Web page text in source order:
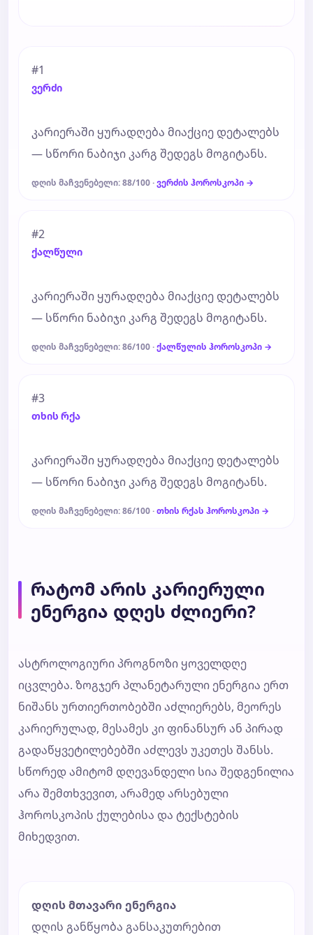
#1
ვერძი
კარიერაში ყურადღება მიაქციე დეტალებს
— სწორი ნაბიჯი კარგ შედეგს მოგიტანს.
დღის მაჩვენებელი: 88/100 ·ვერძის ჰოროსკოპი →
#2
ქალწული
კარიერაში ყურადღება მიაქციე დეტალებს
— სწორი ნაბიჯი კარგ შედეგს მოგიტანს.
დღის მაჩვენებელი: 86/100 ·ქალწულის ჰოროსკოპი →
#3
თხის რქა
კარიერაში ყურადღება მიაქციე დეტალებს
— სწორი ნაბიჯი კარგ შედეგს მოგიტანს.
დღის მაჩვენებელი: 86/100 ·თხის რქას ჰოროსკოპი →
რატომ არის კარიერული
ენერგია დღეს ძლიერი?
ასტროლოგიური პროგნოზი ყოველდღე
იცვლება. ზოგჯერ პლანეტარული ენერგია ერთ
ნიშანს ურთიერთობებში აძლიერებს, მეორეს
კარიერულად, მესამეს კი ფინანსურ ან პირად
გადაწყვეტილებებში აძლევს უკეთეს შანსს.
სწორედ ამიტომ დღევანდელი სია შედგენილია
არა შემთხვევით, არამედ არსებული
ჰოროსკოპის ქულებისა და ტექსტების
მიხედვით.
დღის მთავარი ენერგია
დღის განწყობა განსაკუთრებით